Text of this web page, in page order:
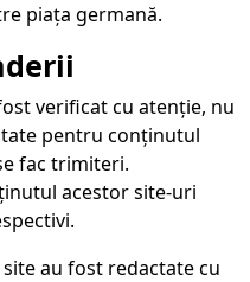
piața germană.
verificat cu atenție, nu
pentru conținutul
fac trimiteri.
acestor site-uri
au fost redactate cu